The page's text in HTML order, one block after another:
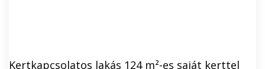
Kertkapcsolatos lakás 124 m²-es saját kerttel